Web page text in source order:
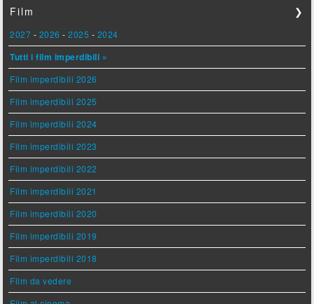
Film ❯
2027 - 2026 -2025 - 2024
Tutti i film imperdibili »
Film imperdibili 2026
Film imperdibili 2025
Film imperdibili 2024
Film imperdibili 2023
Film imperdibili 2022
Film imperdibili 2021
Film imperdibili 2020
Film imperdibili 2019
Film imperdibili 2018
Film da vedere